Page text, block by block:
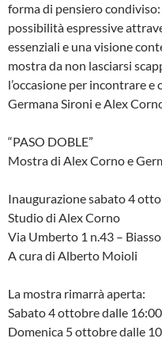
forma di pensiero
possibilità espressive
essenziali e una visione
mostra da non lasciarsi
l’occasione per incontrare
Germana Sironi e Alex
“PASO DOBLE”
Mostra di Alex Corno e
Inaugurazione sabato 4
Studio di Alex Corno
Via Umberto 1 n.43 –
A cura di Alberto Moioli
La mostra rimarrà aperta:
Sabato 4 ottobre dalle
Domenica 5 ottobre dalle